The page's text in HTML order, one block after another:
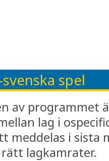
spel
av programmet
lag i
meddelas i sista
lagkamrater.